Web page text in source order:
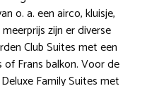
o. a. een airco, kluisje,
zijn er diverse
Club Suites met een
Frans balkon. Voor de
Family Suites met